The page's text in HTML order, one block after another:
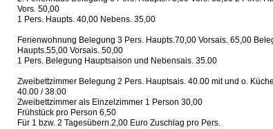
Vors. 50,00
1 Pers. Haupts. 40,00 Nebens. 35,00
Ferienwohnung Belegung 3 Pers. Haupts.70,00 Vorsais. 65,00
Haupts.55,00 Vorsais. 50,00
1 Pers. Belegung Hauptsaison und Nebensais. 35.00
Zweibettzimmer Belegung 2 Pers. Hauptsais. 40.00 mit und o.
40.00 / 38.00
Zweibettzimmer als Einzelzimmer 1 Person 30,00
Frühstück pro Person 6,50
Für 1 bzw. 2 Tagesübern.2,00 Euro Zuschlag pro Pers.